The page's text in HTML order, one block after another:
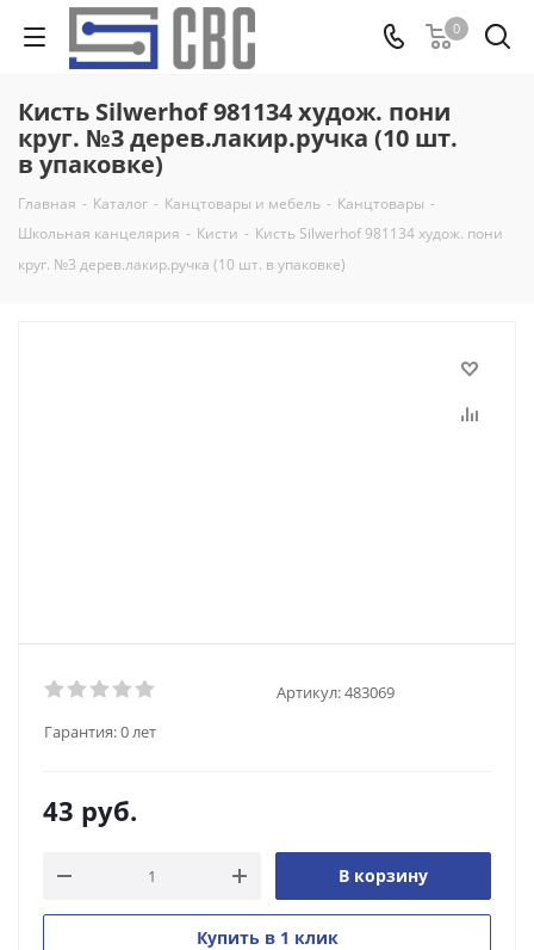
0
Кисть Silwerhof 981134 худож. пони
круг. №3 дерев.лакир.ручка (10 шт.
в упаковке)
Главная - Каталог - Канцтовары и мебель - Канцтовары -
Школьная канцелярия - Кисти - Кисть Silwerhof 981134 худож. пони
круг. №3 дерев.лакир.ручка (10 шт. в упаковке)
Артикул:483069
Гарантия:0 лет
43 руб.
В корзину
Купить в 1 клик